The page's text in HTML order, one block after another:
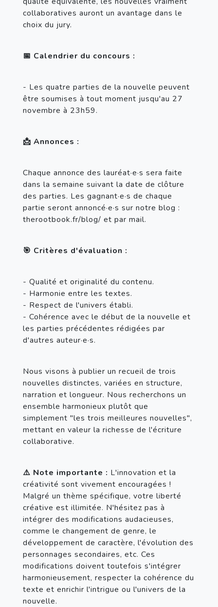
collaboratives auront un avantage dans le
choix du jury.
📅 Calendrier du concours :
- Les quatre parties de la nouvelle peuvent
être soumises à tout moment jusqu'au 27
novembre à 23h59.
📩 Annonces :
Chaque annonce des lauréat·e·s sera faite
dans la semaine suivant la date de clôture
des parties. Les gagnant·e·s de chaque
partie seront annoncé·e·s sur notre blog :
therootbook.fr/blog/ et par mail.
🎯 Critères d'évaluation :
- Qualité et originalité du contenu.
- Harmonie entre les textes.
- Respect de l'univers établi.
- Cohérence avec le début de la nouvelle et
les parties précédentes rédigées par
d'autres auteur·e·s.
Nous visons à publier un recueil de trois
nouvelles distinctes, variées en structure,
narration et longueur. Nous recherchons un
ensemble harmonieux plutôt que
simplement "les trois meilleures nouvelles",
mettant en valeur la richesse de l'écriture
collaborative.
⚠️ Note importante : L'innovation et la
créativité sont vivement encouragées !
Malgré un thème spécifique, votre liberté
créative est illimitée. N'hésitez pas à
intégrer des modifications audacieuses,
comme le changement de genre, le
développement de caractère, l'évolution des
personnages secondaires, etc. Ces
modifications doivent toutefois s'intégrer
harmonieusement, respecter la cohérence du
texte et enrichir l'intrigue ou l'univers de la
nouvelle.